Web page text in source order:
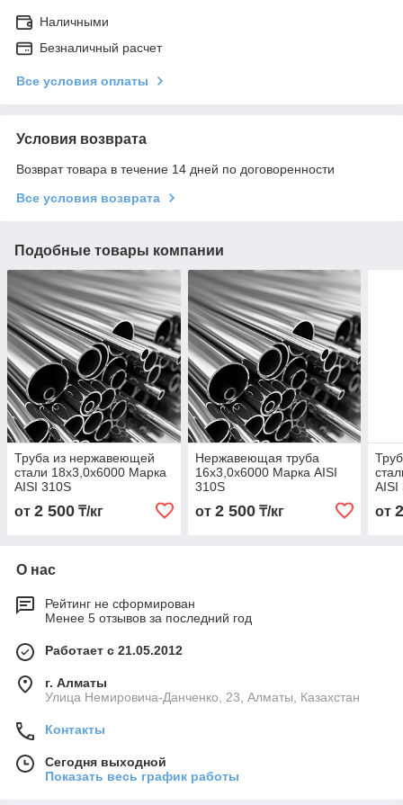
Наличными
Безналичный расчет
Все условия оплаты
Условия возврата
Возврат товара в течение 14 дней по договоренности
Все условия возврата
Подобные товары компании
Труба из нержавеющей
стали 18х3,0х6000 Марка
AISI 310S
от 2 500 ₸/кг
Нержавеющая труба
16х3,0х6000 Марка AISI
310S
от 2 500₸/кг
AISI
от
О нас
Рейтинг не сформирован
Менее 5 отзывов за последний год
Работает с 21.05.2012
г. Алматы
Улица Немировича-Данченко, 23, Алматы, Казахстан
Контакты
Сегодня выходной
Показать весь график работы